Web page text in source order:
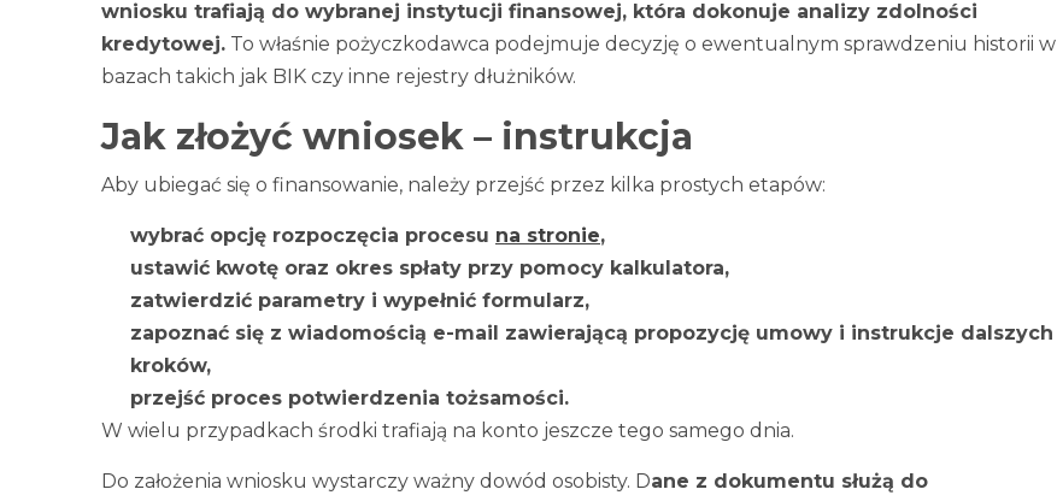
wniosku trafiają do wybranej instytucji finansowej, która dokonuje analizy zdolności
kredytowej. To właśnie pożyczkodawca podejmuje decyzję o ewentualnym sprawdzeniu historii w
bazach takich jak BIK czy inne rejestry dłużników.
Jak złożyć wniosek – instrukcja
Aby ubiegać się o finansowanie, należy przejść przez kilka prostych etapów:
wybrać opcję rozpoczęcia procesu na stronie,
ustawić kwotę oraz okres spłaty przy pomocy kalkulatora,
zatwierdzić parametry i wypełnić formularz,
zapoznać się z wiadomością e-mail zawierającą propozycję umowy i instrukcje dalszych
kroków,
przejść proces potwierdzenia tożsamości.
W wielu przypadkach środki trafiają na konto jeszcze tego samego dnia.
Do założenia wniosku wystarczy ważny dowód osobisty. Dane z dokumentu służą do